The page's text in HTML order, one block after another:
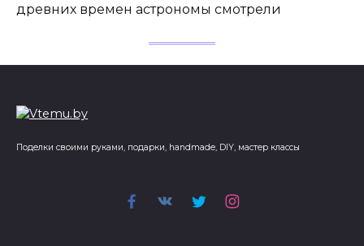
древних времен астрономы смотрели
Поделки своими руками, подарки, handmade, DIY, мастер классы